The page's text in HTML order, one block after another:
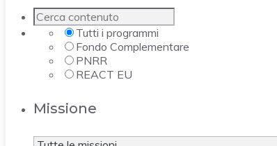
Tutti i programmi
Fondo Complementare
PNRR
REACT EU
Missione